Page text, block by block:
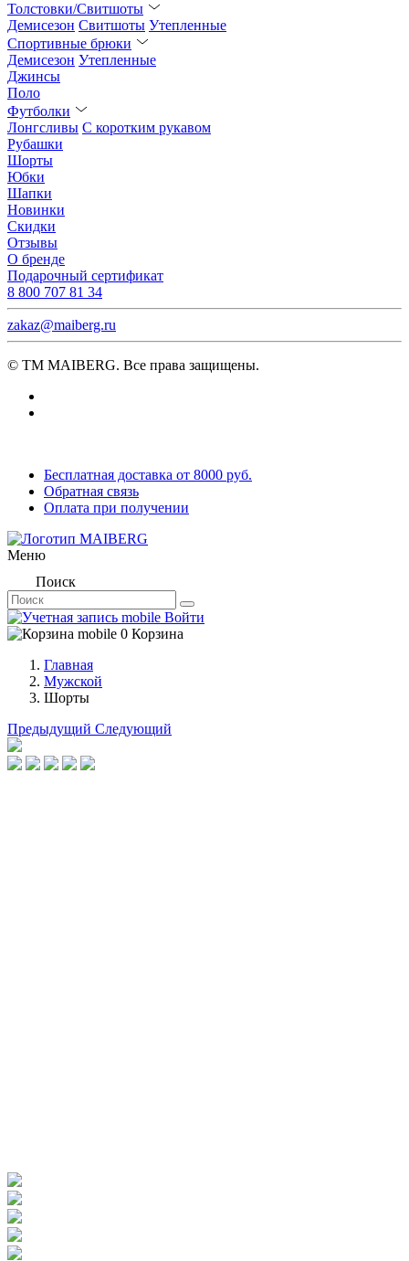
Толстовки/Свитшоты
Демисезон Свитшоты Утепленные
Спортивные брюки
Демисезон Утепленные
Джинсы
Поло
Футболки
Лонгсливы С коротким рукавом
Рубашки
Шорты
Юбки
Шапки
Новинки
Скидки
Отзывы
О бренде
Подарочный сертификат
8 800 707 81 34
zakaz@maiberg.ru
© ТМ MAIBERG. Все права защищены.
Бесплатная доставка от 8000 руб.
Обратная связь
Оплата при получении
Меню
Поиск
Войти
0 Корзина
Главная
Мужской
Шорты
Предыдущий Следующий